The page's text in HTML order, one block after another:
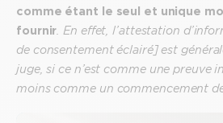
comme étant le seul et unique
fournir . En effet, l’attestation
de consentement éclairé] est
juge, si ce n’est comme une preuve
moins comme un commencement